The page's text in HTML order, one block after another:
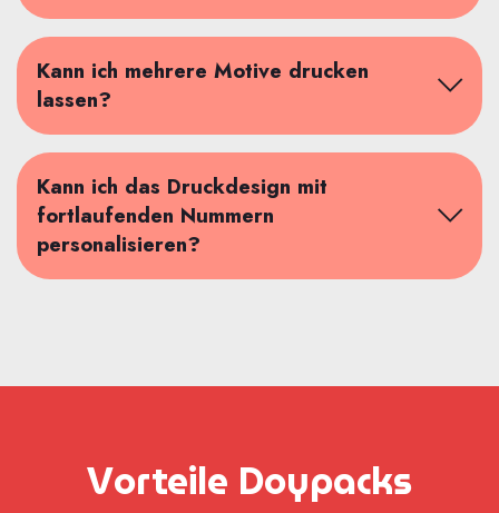
Kann ich mehrere Motive drucken
lassen?
Kann ich das Druckdesign mit
fortlaufenden Nummern
personalisieren?
Vorteile Doypacks